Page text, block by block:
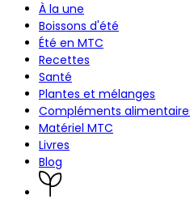
À la une
Boissons d'été
Été en MTC
Recettes
Santé
Plantes et mélanges
Compléments
Matériel MTC
Livres
Blog